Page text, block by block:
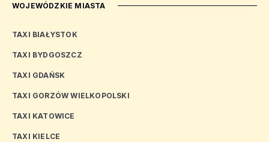
WOJEWÓDZKIE MIASTA
TAXI BIAŁYSTOK
TAXI BYDGOSZCZ
TAXI GDAŃSK
TAXI GORZÓW WIELKOPOLSKI
TAXI KATOWICE
TAXI KIELCE